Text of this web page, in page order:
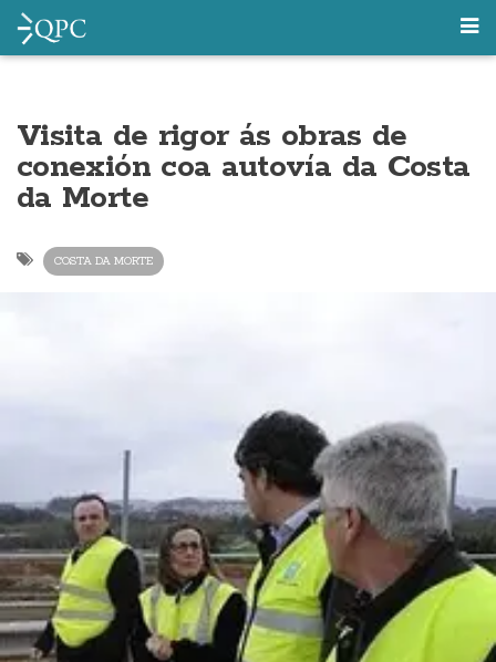
Visita de rigor ás obras de
conexión coa autovía da Costa
da Morte
COSTA DA MORTE